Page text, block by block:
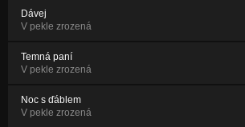
Dávej
V pekle zrozená
Temná paní
V pekle zrozená
Noc s ďáblem
V pekle zrozená